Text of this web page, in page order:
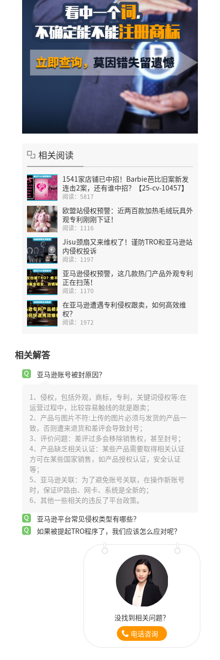
相关阅读
1541家店铺已中招！Barbie芭比旧案新发
连击2案，还有谁中招？【25-cv-10457】
阅读：5817
欧盟站侵权预警：近两百款加热毛绒玩具外
观专利刚刚下证！
阅读：1116
Jisu颈扇又来维权了！谨防TRO和亚马逊站
内侵权投诉
阅读：1197
亚马逊侵权预警，这几款热门产品外观专利
正在扫荡！
阅读：1170
在亚马逊遭遇专利侵权跟卖，如何高效维
权？
阅读：1972
相关解答
亚马逊账号被封原因？
1、侵权，包括外观，商标，专利，关键词侵权等:在
运营过程中，比较容易触线的就是跟卖；
2、产品与图片不符:上传的图片必须与发货的产品一
致，否则遭来退货和差评会导致封号；
3、评价问题：差评过多会移除销售权，甚至封号；
4、产品缺乏相关认证：某些产品需要取得相关认证
方可在某些国家销售，如产品授权认证，安全认证
等；
5、亚马逊关联：为了避免账号关联，在操作新账号
时，保证IP路由、网卡、系统是全新的；
6、其他一些相关的违反了平台政策。
亚马逊平台常见侵权类型有哪些？
如果被提起TRO程序了，我们应该怎么应对呢？
没找到相关问题？
电话咨询